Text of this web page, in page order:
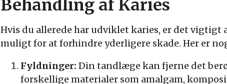
Behandling af Karies
Hvis du allerede har udviklet karies, er det
muligt for at forhindre yderligere skade. Her er
Fyldninger: Din tandlæge kan fjerne det
forskellige materialer som amalgam,